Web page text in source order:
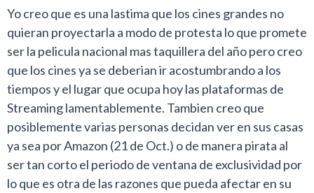
Yo creo que es una lastima que los cines grandes no
quieran proyectarla a modo de protesta lo que promete
ser la pelicula nacional mas taquillera del año pero creo
que los cines ya se deberian ir acostumbrando a los
tiempos y el lugar que ocupa hoy las plataformas de
Streaming lamentablemente. Tambien creo que
posiblemente varias personas decidan ver en sus casas
ya sea por Amazon (21 de Oct.) o de manera pirata al
ser tan corto el periodo de ventana de exclusividad por
lo que es otra de las razones que pueda afectar en su